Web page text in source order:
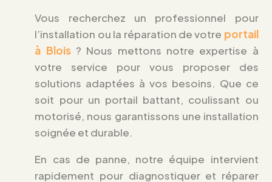
Vous recherchez un professionnel pour
l’installation ou la réparation de votre portail
à Blois? Nous mettons notre expertise à
votre service pour vous proposer des
solutions adaptées à vos besoins. Que ce
soit pour un portail battant, coulissant ou
motorisé, nous garantissons une installation
soignée et durable.
En cas de panne, notre équipe intervient
rapidement pour diagnostiquer et réparer